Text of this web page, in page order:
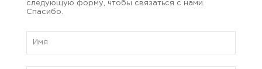
следующую форму, чтобы связаться с нами.
Спасибо.